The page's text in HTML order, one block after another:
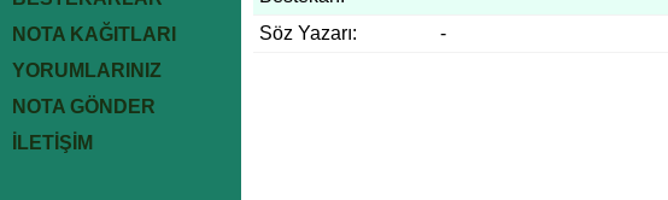
NOTA KAĞITLARI
YORUMLARINIZ
NOTA GÖNDER
İLETİŞİM
Söz Yazarı:
-